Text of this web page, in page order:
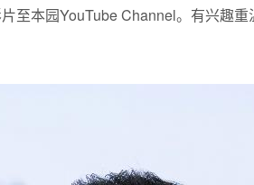
至本园YouTube Channel。有兴趣